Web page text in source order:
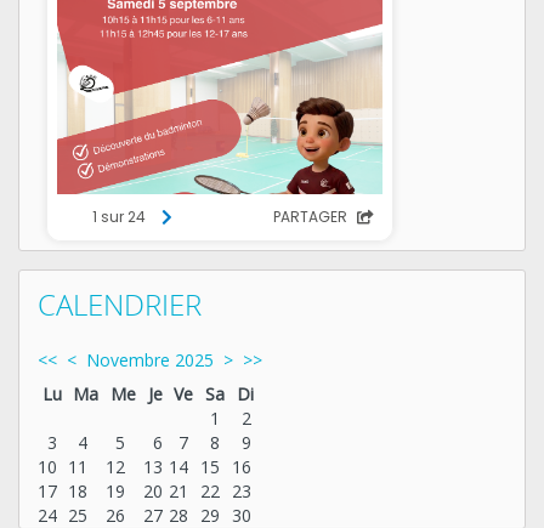
CALENDRIER
<< < Novembre 2025 > >>
Lu Ma Me Je Ve Sa Di
1
2
3
4 5 6 7 8
9
10 11 12 13 14 15
16
17 18 19 20 21 22
23
24 25 26 27 28 29 30